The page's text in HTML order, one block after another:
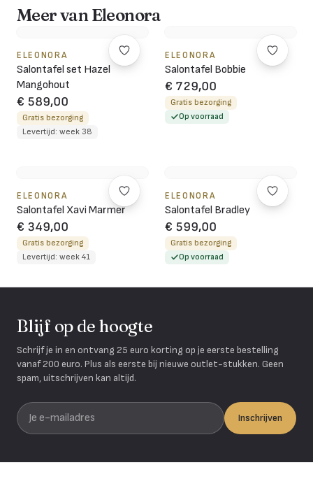
Meer van Eleonora
ELEONORA
Salontafel set Hazel
Mangohout
€ 589,00
Gratis bezorging
Levertijd: week 38
ELEONORA
Salontafel Bobbie
€ 729,00
Gratis bezorging
Op voorraad
ELEONORA
Salontafel Xavi Marmer
€ 349,00
Gratis bezorging
Levertijd: week 41
ELEONORA
Salontafel Bradley
€ 599,00
Gratis bezorging
Op voorraad
Blijf op de hoogte
Schrijf je in en ontvang 25 euro korting op je eerste bestelling
vanaf 200 euro. Plus als eerste bij nieuwe outlet-stukken. Geen
spam, uitschrijven kan altijd.
Je e-mailadres
Inschrijven